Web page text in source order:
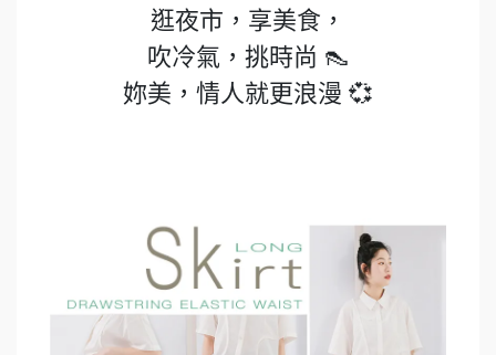
逛夜市，享美食，
吹冷氣，挑時尚 👠
妳美，情人就更浪漫 💞